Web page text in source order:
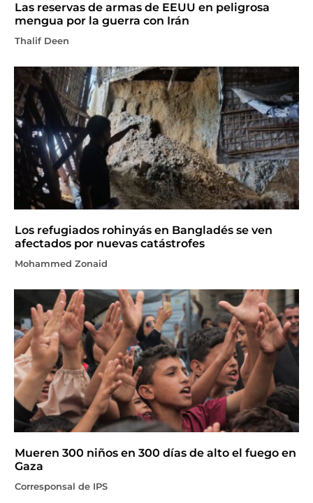
Las reservas de armas de EEUU en peligrosa
mengua por la guerra con Irán
Thalif Deen
Los refugiados rohinyás en Bangladés se ven
afectados por nuevas catástrofes
Mohammed Zonaid
Mueren 300 niños en 300 días de alto el fuego en
Gaza
Corresponsal de IPS